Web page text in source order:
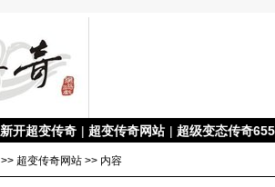
新开超变传奇 | 超变传奇网站 | 超级变态传奇
>> 超变传奇网站 >> 内容